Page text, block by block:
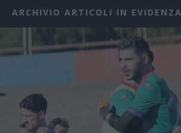
ARCHIVIO ARTICOLI IN EVIDENZA